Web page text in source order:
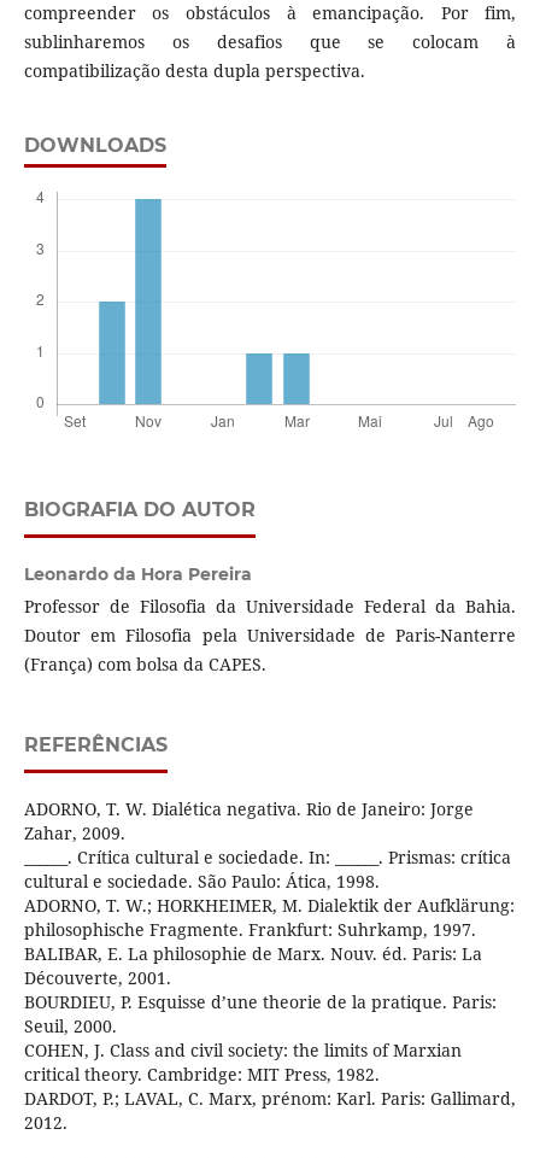
compreender os obstáculos à emancipação. Por fim,
sublinharemos os desafios que se colocam à
compatibilização desta dupla perspectiva.
DOWNLOADS
BIOGRAFIA DO AUTOR
Leonardo da Hora Pereira
Professor de Filosofia da Universidade Federal da Bahia.
Doutor em Filosofia pela Universidade de Paris-Nanterre
(França) com bolsa da CAPES.
REFERÊNCIAS
ADORNO, T. W. Dialética negativa. Rio de Janeiro: Jorge
Zahar, 2009.
______. Crítica cultural e sociedade. In: ______. Prismas: crítica
cultural e sociedade. São Paulo: Ática, 1998.
ADORNO, T. W.; HORKHEIMER, M. Dialektik der Aufklärung:
philosophische Fragmente. Frankfurt: Suhrkamp, 1997.
BALIBAR, E. La philosophie de Marx. Nouv. éd. Paris: La
Découverte, 2001.
BOURDIEU, P. Esquisse d’une theorie de la pratique. Paris:
Seuil, 2000.
COHEN, J. Class and civil society: the limits of Marxian
critical theory. Cambridge: MIT Press, 1982.
DARDOT, P.; LAVAL, C. Marx, prénom: Karl. Paris: Gallimard,
2012.